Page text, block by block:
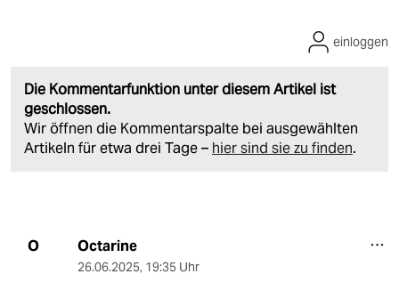
Die Kommentarfunktion unter diesem Artikel ist
geschlossen.
Wir öffnen die Kommentarspalte bei ausgewählten
Artikeln für etwa drei Tage – hier sind sie zu finden.
einloggen
O Octarine
26.06.2025, 19:35 Uhr